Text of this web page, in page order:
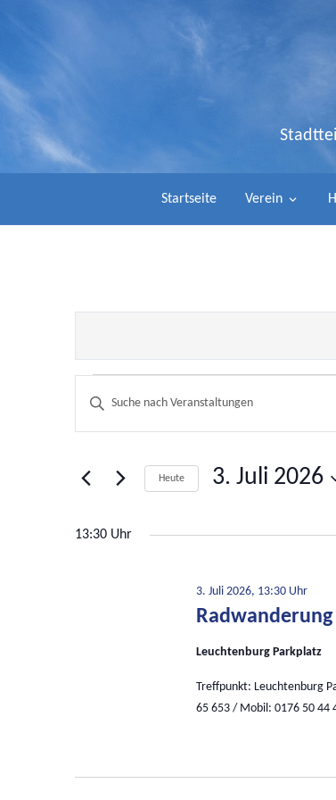
Startseite Verein
Suche
Ansichten,
Navigation
Bitte
Schlüsselwort
Veranstaltungen
Schlüsselwort.
Heute 3. Juli 2026
13:30 Uhr
Radwanderung
3. Juli 2026, 13:30 Uhr
Leuchtenburg Parkplatz
Treffpunkt: Leuchtenburg
65 653 / Mobil: 0176 50 44